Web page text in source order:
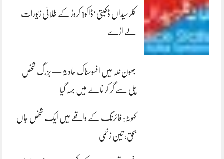
کلرسیداں ڈکیتی‘ڈاکو1 کروڑ کے طلائی زیورات
لے اڑے
بھون نلہ میں افسوسناک حادثہ — بزرگ شخص
پلی سے گر کر نالے میں بہہ گیا
کہوٹہ: فائرنگ کے واقعے میں ایک شخص جاں
بحق، تین زخمی